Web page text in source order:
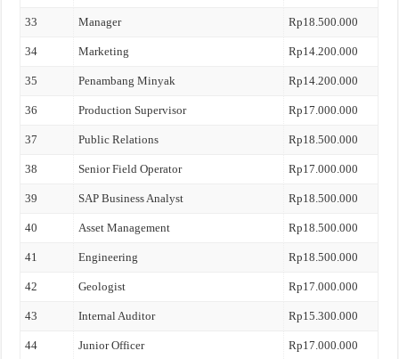
33 Manager Rp18.500.000
34 Marketing Rp14.200.000
35 Penambang Minyak Rp14.200.000
36 Production Supervisor Rp17.000.000
37 Public Relations Rp18.500.000
38 Senior Field Operator Rp17.000.000
39 SAP Business Analyst Rp18.500.000
40 Asset Management Rp18.500.000
41 Engineering Rp18.500.000
42 Geologist Rp17.000.000
43 Internal Auditor Rp15.300.000
44 Junior Officer Rp17.000.000